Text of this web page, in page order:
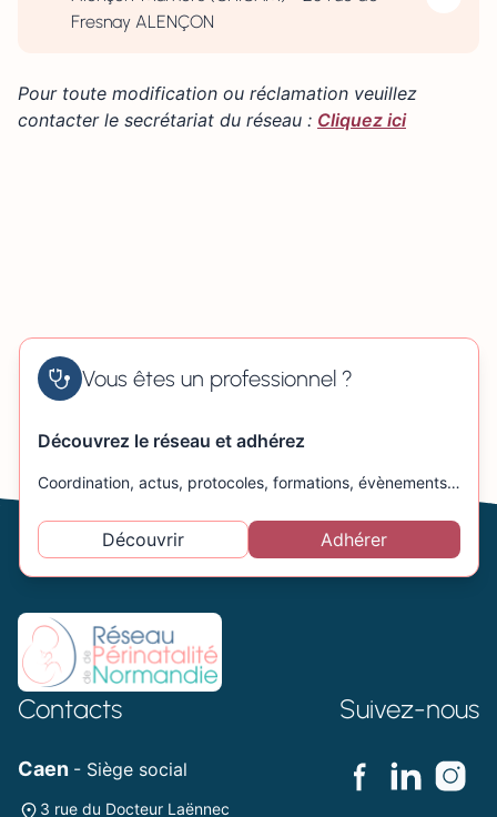
Fresnay ALENÇON
Pour toute modification ou réclamation veuillez
contacter le secrétariat du réseau : Cliquez ici
Vous êtes un professionnel ?
Découvrez le réseau et adhérez
Coordination, actus, protocoles, formations, évènements…
Découvrir Adhérer
Contacts
Caen - Siège social
3 rue du Docteur Laënnec
Suivez-nous